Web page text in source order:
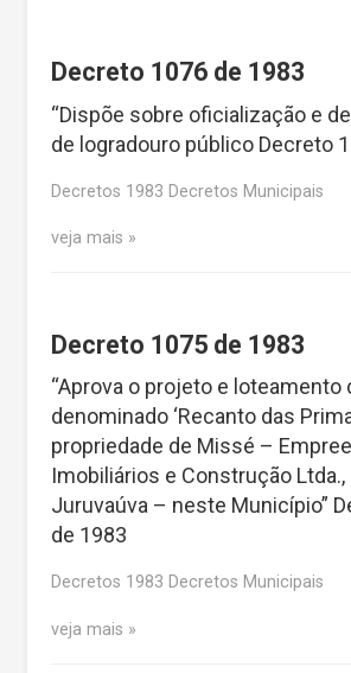
Decreto 1076 de 1983
“Dispõe sobre oficialização e
de logradouro público Decreto
Decretos 1983 Decretos Municipais
veja mais
Decreto 1075 de 1983
“Aprova o projeto e loteamento
denominado ‘Recanto das
propriedade de Missé –
Imobiliários e Construção Ltda.,
Juruvaúva – neste Município”
de 1983
Decretos 1983 Decretos Municipais
veja mais